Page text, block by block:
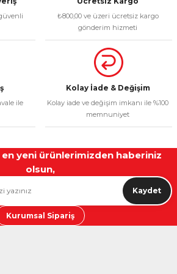
alternatifler olmalı.₺800,00 ve üzeri ücretsiz kargo
gönderim hizmeti
ile
Kolay İade & Değişim
Kolay iade ve değişim imkanı ile %100
memnuniyet
yeni ürünlerimizden haberiniz
olsun,
Kaydet
Kurumsal Sipariş